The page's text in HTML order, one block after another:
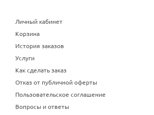
Личный кабинет
Корзина
История заказов
Услуги
Как сделать заказ
Отказ от публичной оферты
Пользовательское соглашение
Вопросы и ответы